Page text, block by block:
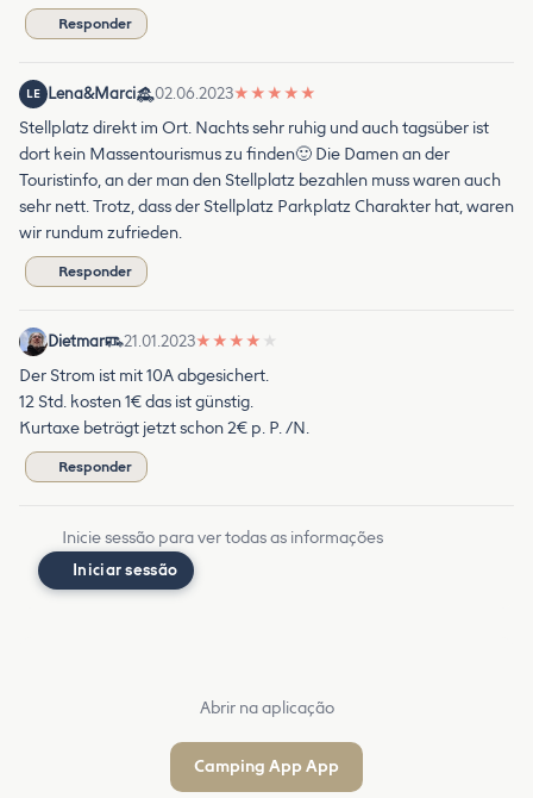
Responder
LE Lena&Marci 02.06.2023★ ★ ★ ★ ★
Stellplatz direkt im Ort. Nachts sehr ruhig und auch tagsüber ist
dort kein Massentourismus zu finden🙂 Die Damen an der
Touristinfo, an der man den Stellplatz bezahlen muss waren auch
sehr nett. Trotz, dass der Stellplatz Parkplatz Charakter hat, waren
wir rundum zufrieden.
Responder
Dietmar 21.01.2023★ ★ ★ ★ ★
Der Strom ist mit 10A abgesichert.
12 Std. kosten 1€ das ist günstig.
Kurtaxe beträgt jetzt schon 2€ p. P. /N.
Responder
Inicie sessão para ver todas as informações
Iniciar sessão
Abrir na aplicação
Camping App App